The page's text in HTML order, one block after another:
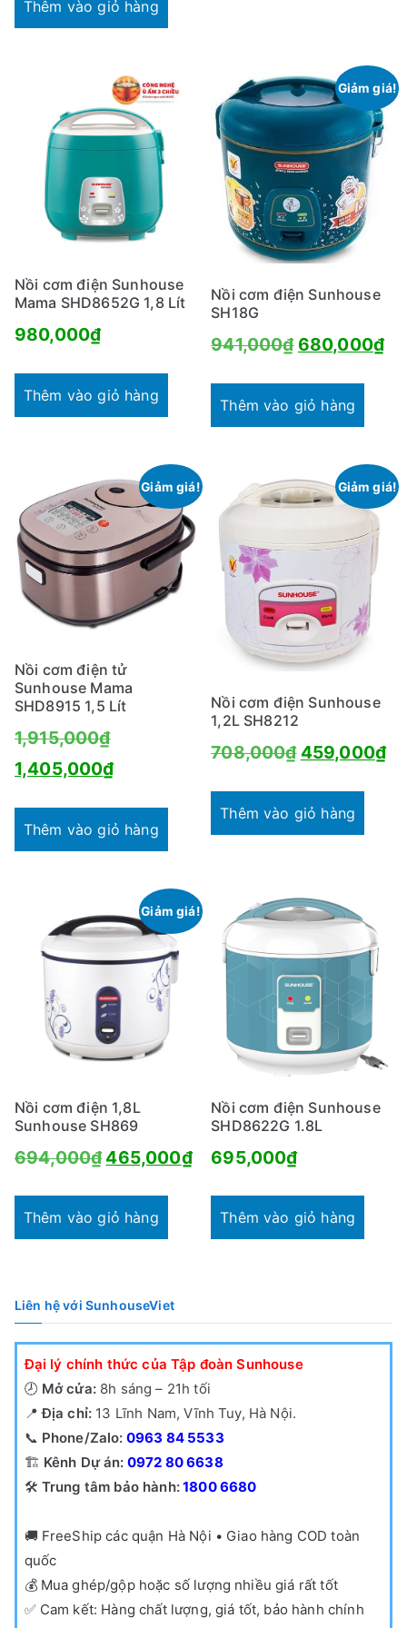
là:
Thêm vào giỏ hàng
Nồi cơm điện Sunhouse
Mama SHD8652G 1,8 Lít
980,000₫
Thêm vào giỏ hàng
Giảm giá!
Nồi cơm điện Sunhouse
SH18G
941,000₫ Giá
là:
680,000₫
Thêm vào giỏ hàng
Giảm giá!
Nồi cơm điện tử
Sunhouse Mama
SHD8915 1,5 Lít
1,915,000₫Giá
gốc
1,915,000₫.
1,405,000₫Giá
tại
1,405,000₫.
Thêm vào giỏ hàng
Giảm giá!
Nồi cơm điện Sunhouse
1,2L SH8212
708,000₫ Giá
là:
459,000₫
Thêm vào giỏ hàng
Giảm giá!
Nồi cơm điện 1,8L
Sunhouse SH869
694,000₫Giá
là:
465,000₫Giá
Thêm vào giỏ hàng
Nồi cơm điện Sunhouse
SHD8622G 1.8L
695,000₫
Thêm vào giỏ hàng
Liên hệ với SunhouseViet
Đại lý chính thức của Tập đoàn Sunhouse
🕗 Mở cửa:8h sáng – 21h tối
📍Địa chỉ: 13 Lĩnh Nam, Vĩnh Tuy, Hà Nội.
📞 Phone/Zalo: 0963 84 5533
🏗️ Kênh Dự án: 0972 80 6638
🛠️ Trung tâm bảo hành:1800 6680
🚚 FreeShip các quận Hà Nội • Giao hàng COD toàn
quốc
💰 Mua ghép/gộp hoặc số lượng nhiều giá rất tốt
✅ Cam kết: Hàng chất lượng, giá tốt, bảo hành chính